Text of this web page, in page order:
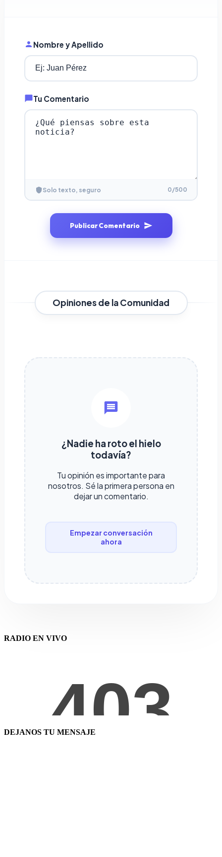
Nombre y Apellido
Tu Comentario
Solo texto, seguro 0/500
Publicar Comentario
Opiniones de la Comunidad
¿Nadie ha roto el hielo
todavía?
Tu opinión es importante para
nosotros. Sé la primera persona en
dejar un comentario.
Empezar conversación
ahora
RADIO EN VIVO
DEJANOS TU MENSAJE